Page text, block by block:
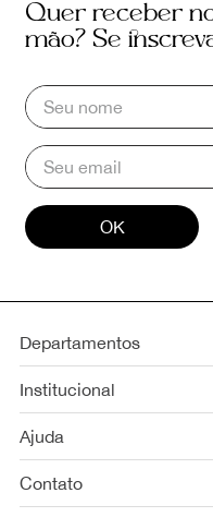
Quer receber
mão? Se
OK
Departamentos
Institucional
Ajuda
Contato